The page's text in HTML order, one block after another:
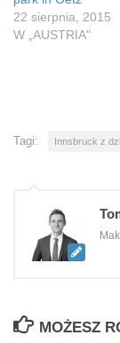
22 sierpnia, 2015
W „AUSTRIA"
Tagi: Innsbruck z
MOŻESZ